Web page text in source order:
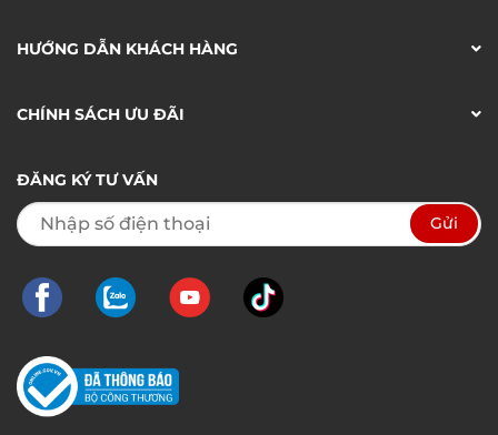
HƯỚNG DẪN KHÁCH HÀNG
CHÍNH SÁCH ƯU ĐÃI
ĐĂNG KÝ TƯ VẤN